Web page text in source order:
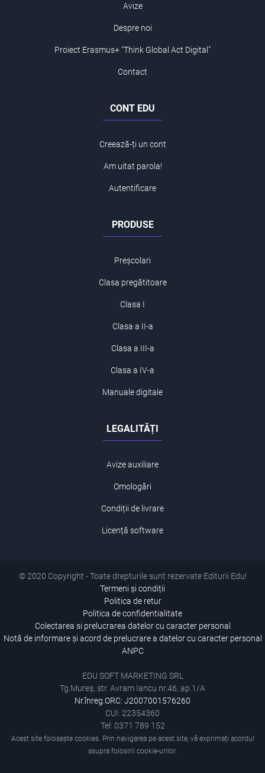
Avize
Despre noi
Proiect Erasmus+ "Think Global Act Digital"
Contact
CONT EDU
Creează-ți un cont
Am uitat parola!
Autentificare
PRODUSE
Preșcolari
Clasa pregătitoare
Clasa I
Clasa a II-a
Clasa a III-a
Clasa a IV-a
Manuale digitale
LEGALITĂȚI
Avize auxiliare
Omologări
Condiții de livrare
Licență software
© 2020 Copyright - Toate drepturile sunt rezervate Editurii Edu!
Termeni și condiții
Politica de retur
Politica de confidentialitate
Colectarea si prelucrarea datelor cu caracter personal
Notă de informare și acord de prelucrare a datelor cu caracter personal
ANPC
EDU SOFT MARKETING SRL
Tg.Mureș, str. Avram Iancu nr.46, ap.1/A
Nr.înreg.ORC: J2007001576260
CUI: 22354360
Tel: 0371 789 152
Acest site folosește cookies. Prin navigarea pe acest site, vă exprimați acordul
asupra folosirii cookie-urilor.